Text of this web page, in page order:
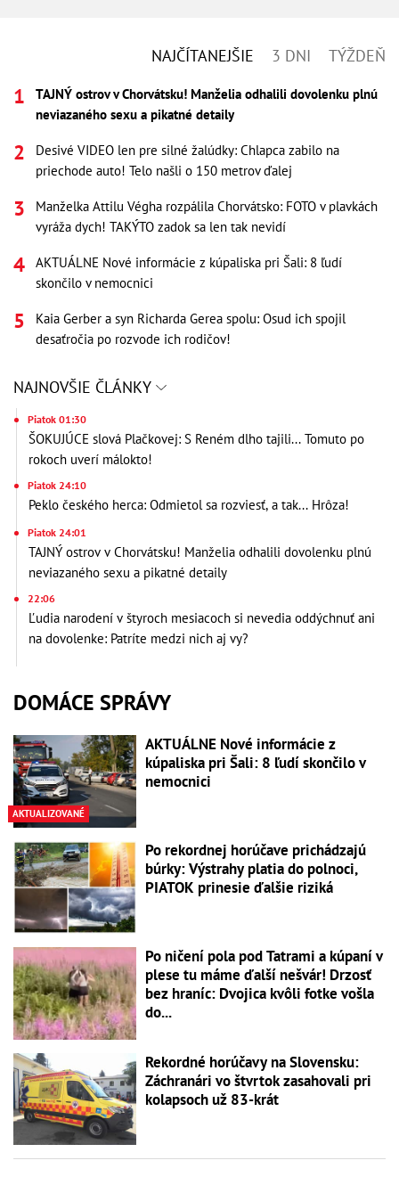
NAJČÍTANEJŠIE 3 DNI TÝŽDEŇ
TAJNÝ ostrov v Chorvátsku! Manželia odhalili dovolenku plnú
neviazaného sexu a pikatné detaily
Desivé VIDEO len pre silné žalúdky: Chlapca zabilo na
priechode auto! Telo našli o 150 metrov ďalej
Manželka Attilu Végha rozpálila Chorvátsko: FOTO v plavkách
vyráža dych! TAKÝTO zadok sa len tak nevidí
AKTUÁLNE Nové informácie z kúpaliska pri Šali: 8 ľudí
skončilo v nemocnici
Kaia Gerber a syn Richarda Gerea spolu: Osud ich spojil
desaťročia po rozvode ich rodičov!
NAJNOVŠIE ČLÁNKY
Piatok 01:30
ŠOKUJÚCE slová Plačkovej: S Reném dlho tajili... Tomuto po
rokoch uverí málokto!
Piatok 24:10
Peklo českého herca: Odmietol sa rozviesť, a tak... Hrôza!
Piatok 24:01
TAJNÝ ostrov v Chorvátsku! Manželia odhalili dovolenku plnú
neviazaného sexu a pikatné detaily
22:06
Ľudia narodení v štyroch mesiacoch si nevedia oddýchnuť ani
na dovolenke: Patríte medzi nich aj vy?
DOMÁCE SPRÁVY
AKTUALIZOVANÉ
AKTUÁLNE Nové informácie z
kúpaliska pri Šali: 8 ľudí skončilo v
nemocnici
Po rekordnej horúčave prichádzajú
búrky: Výstrahy platia do polnoci,
PIATOK prinesie ďalšie riziká
Po ničení pola pod Tatrami a kúpaní v
plese tu máme ďalší nešvár! Drzosť
bez hraníc: Dvojica kvôli fotke vošla
do...
Rekordné horúčavy na Slovensku:
Záchranári vo štvrtok zasahovali pri
kolapsoch už 83-krát